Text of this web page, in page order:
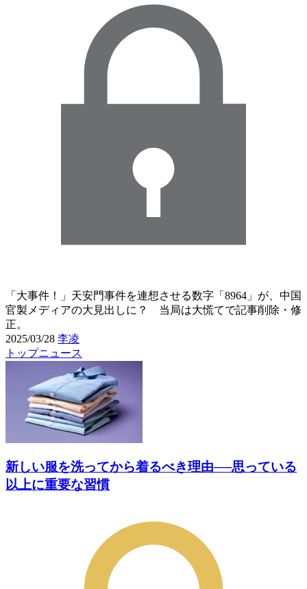
「大事件！」天安門事件を連想させる数字「8964」が、中国
官製メディアの大見出しに？ 当局は大慌てで記事削除・修
正。
2025/03/28 李凌
トップニュース
新しい服を洗ってから着るべき理由──思っている
以上に重要な習慣